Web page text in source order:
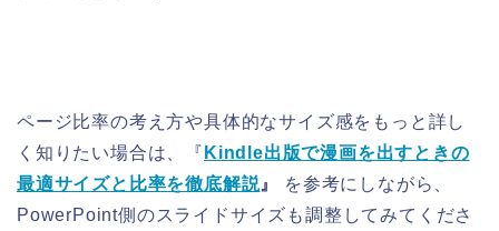
ページ比率の考え方や具体的なサイズ感をもっと詳し
く知りたい場合は、『 Kindle出版で漫画を出すときの
最適サイズと比率を徹底解説』
を参考にしながら、
PowerPoint側のスライドサイズも調整してみてくださ